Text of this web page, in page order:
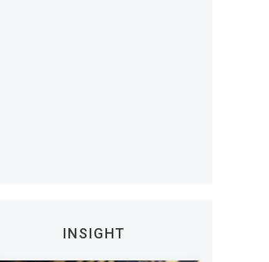
INSIGHT